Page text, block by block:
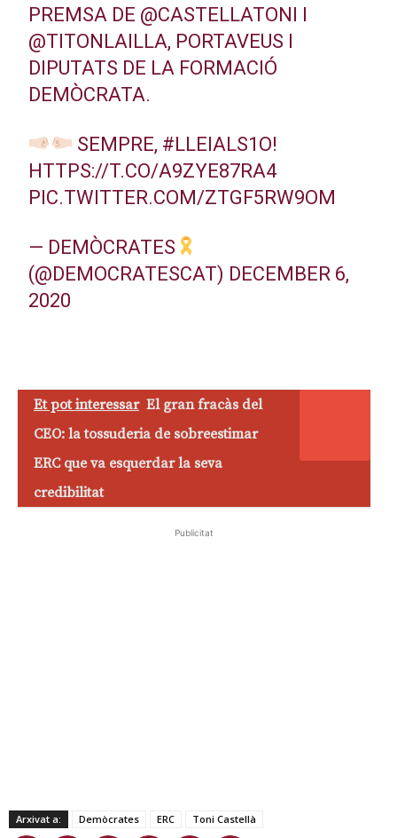
PREMSA DE @CASTELLATONI I
@TITONLAILLA, PORTAVEUS I
DIPUTATS DE LA FORMACIÓ
DEMÒCRATA.
SEMPRE, #LLEIALS1O!
HTTPS://T.CO/A9ZYE87RA4
PIC.TWITTER.COM/ZTGF5RW9OM
— DEMÒCRATES
(@DEMOCRATESCAT) DECEMBER 6,
2020
Et pot interessar El gran fracàs del
CEO: la tossuderia de sobreestimar
ERC que va esquerdar la seva
credibilitat
Publicitat
Arxivat a: Demòcrates ERC Toni Castellà